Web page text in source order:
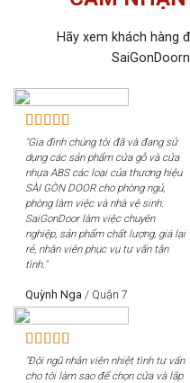
Hãy xem khách hàng
"Gia đình chúng tôi đã và đang sử
dụng các sản phẩm cửa gỗ và cửa
nhựa ABS các loại của thương hiệu
SÀI GÒN DOOR cho phòng ngủ,
phòng làm việc và nhà vệ sinh.
SaiGonDoor làm việc chuyên
nghiệp, sản phẩm chất lượng, giá lại
rẻ, nhân viên phục vụ tư vấn tận
tình."
Quỳnh Nga / Quận 7
"Đội ngũ nhân viên nhiệt tình tư vấn
cho tôi làm sao để chọn cửa và lắp